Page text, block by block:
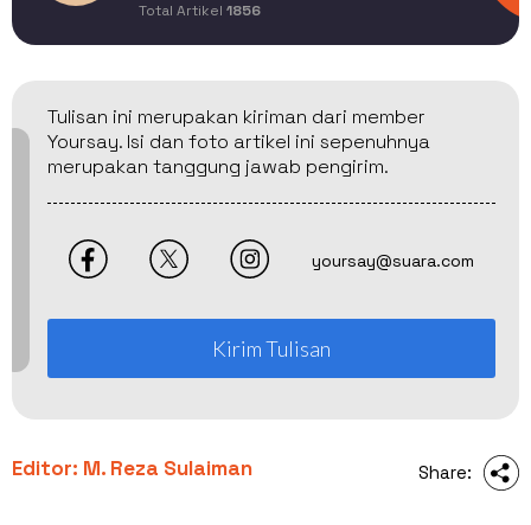
Total Artikel 1856
Tulisan ini merupakan kiriman dari member
Yoursay. Isi dan foto artikel ini sepenuhnya
merupakan tanggung jawab pengirim.
yoursay@suara.com
Kirim Tulisan
Editor: M. Reza Sulaiman Share: